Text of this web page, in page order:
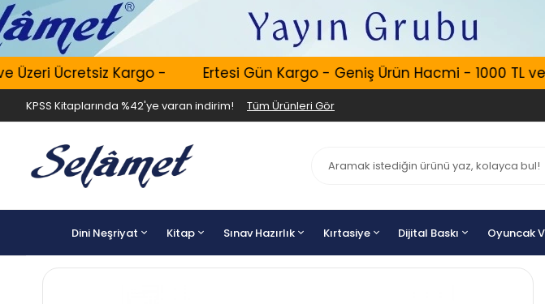
Ücretsiz Kargo - Ertesi Gün Kargo - Geniş Ürün Hacmi - 1000 TL ve
KPSS Kitaplarında %42'ye varan indirim! Tüm Ürünleri Gör
Dini Neşriyat Kitap Sınav Hazırlık Kırtasiye Dijital Baskı Oyuncak